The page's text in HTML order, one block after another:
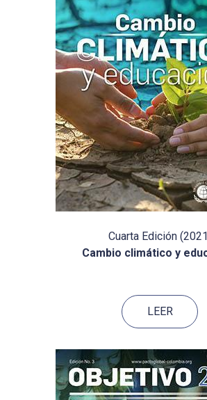
Cuarta Edición
Cambio climático y
LEER